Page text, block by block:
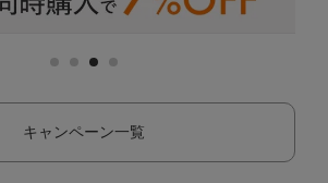
キャンペーン一覧